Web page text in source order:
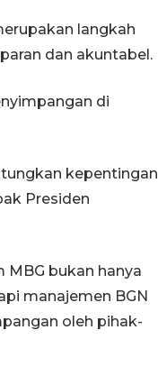
langkah
dan akuntabel.
di
kepentingan
Presiden
bukan hanya
manajemen BGN
oleh pihak-